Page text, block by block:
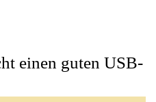
einen guten USB-